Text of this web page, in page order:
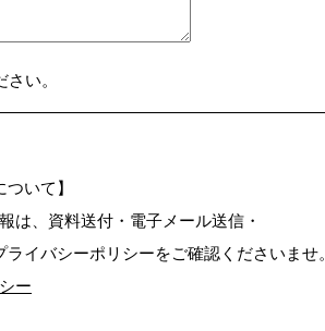
い。
いて】
は、資料送付・電子メール送信・
イバシーポリシーをご確認くださいませ。
ー